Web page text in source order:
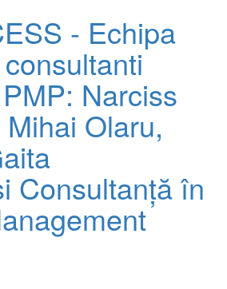
Consultanță în